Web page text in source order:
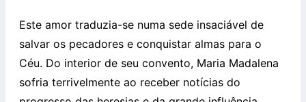
Este amor traduzia-se numa sede insaciável de
salvar os pecadores e conquistar almas para o
Céu. Do interior de seu convento, Maria Madalena
sofria terrivelmente ao receber notícias do